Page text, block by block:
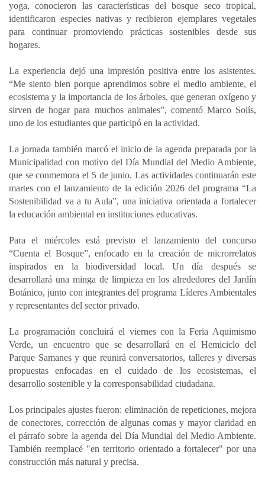
yoga, conocieron las características del bosque seco tropical,
identificaron especies nativas y recibieron ejemplares vegetales
para continuar promoviendo prácticas sostenibles desde sus
hogares.
La experiencia dejó una impresión positiva entre los asistentes.
“Me siento bien porque aprendimos sobre el medio ambiente, el
ecosistema y la importancia de los árboles, que generan oxígeno y
sirven de hogar para muchos animales”, comentó Marco Solís,
uno de los estudiantes que participó en la actividad.
La jornada también marcó el inicio de la agenda preparada por la
Municipalidad con motivo del Día Mundial del Medio Ambiente,
que se conmemora el 5 de junio. Las actividades continuarán este
martes con el lanzamiento de la edición 2026 del programa “La
Sostenibilidad va a tu Aula”, una iniciativa orientada a fortalecer
la educación ambiental en instituciones educativas.
Para el miércoles está previsto el lanzamiento del concurso
“Cuenta el Bosque”, enfocado en la creación de microrrelatos
inspirados en la biodiversidad local. Un día después se
desarrollará una minga de limpieza en los alrededores del Jardín
Botánico, junto con integrantes del programa Líderes Ambientales
y representantes del sector privado.
La programación concluirá el viernes con la Feria Aquimismo
Verde, un encuentro que se desarrollará en el Hemiciclo del
Parque Samanes y que reunirá conversatorios, talleres y diversas
propuestas enfocadas en el cuidado de los ecosistemas, el
desarrollo sostenible y la corresponsabilidad ciudadana.
Los principales ajustes fueron: eliminación de repeticiones, mejora
de conectores, corrección de algunas comas y mayor claridad en
el párrafo sobre la agenda del Día Mundial del Medio Ambiente.
También reemplacé "en territorio orientado a fortalecer" por una
construcción más natural y precisa.